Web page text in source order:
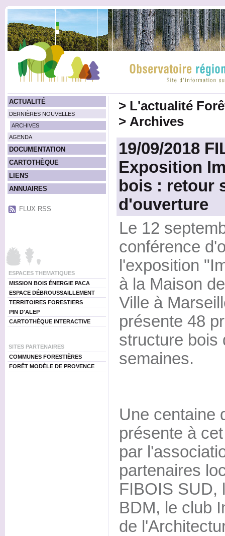
ACTUALITÉ
DERNIÈRES NOUVELLES
ARCHIVES
AGENDA
DOCUMENTATION
CARTOTHÈQUE
LIENS
ANNUAIRES
FLUX RSS
ESPACES THEMATIQUES
MISSION BOIS ÉNERGIE PACA
ESPACE DÉBROUSSAILLEMENT
TERRITOIRES FORESTIERS
PIN D'ALEP
CARTOTHÈQUE INTERACTIVE
SITES PARTENAIRES
COMMUNES FORESTIÈRES
FORÊT MODÈLE DE PROVENCE
> L'actualité
> Archives
19/09/2018
Exposition
bois : retour
d'ouverture
Le 12
conférence
l'exposition
à la Maison
Ville à
présente 48
structure bois
semaines.
Une centaine
présente à
par
partenaires
FIBOIS SUD,
BDM, le club
de